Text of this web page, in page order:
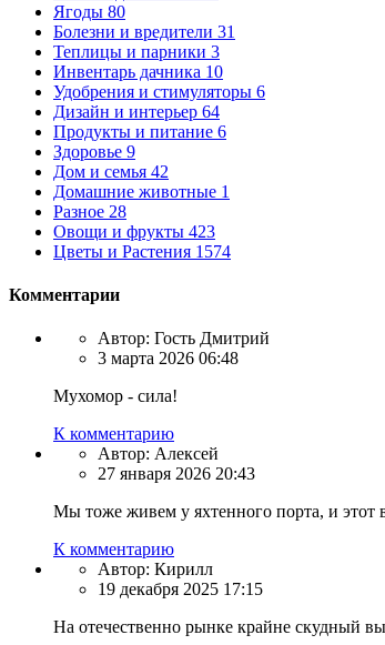
Ягоды 80
Болезни и вредители 31
Теплицы и парники 3
Инвентарь дачника 10
Удобрения и стимуляторы 6
Дизайн и интерьер 64
Продукты и питание 6
Здоровье 9
Дом и семья 42
Домашние животные 1
Разное 28
Овощи и фрукты 423
Цветы и Растения 1574
Комментарии
Автор: Гость Дмитрий
3 марта 2026 06:48
Мухомор - сила!
К комментарию
Автор: Алексей
27 января 2026 20:43
Мы тоже живем у яхтенного порта, и этот
К комментарию
Автор: Кирилл
19 декабря 2025 17:15
На отечественно рынке крайне скудный